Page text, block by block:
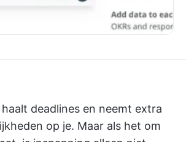
deadlines en neemt extra
op je. Maar als het om